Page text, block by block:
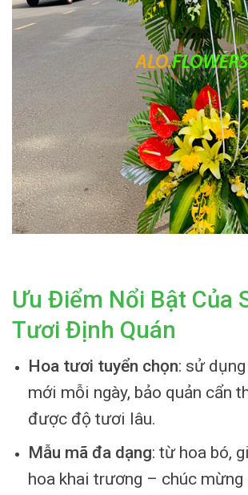
Ưu Điểm Nổi Bật Của
Tươi Định Quán
Hoa tươi tuyển chọn: sử
mới mỗi ngày, bảo quản cẩn
được độ tươi lâu.
Mẫu mã đa dạng: từ hoa bó,
hoa khai trương – chúc